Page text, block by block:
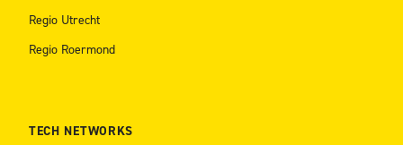
Regio Utrecht
Regio Roermond
TECH NETWORKS